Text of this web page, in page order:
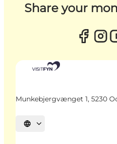
Share your
Munkebjergvænget 1, 5230
Sprache auswählen